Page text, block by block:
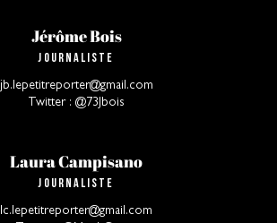
Jérôme Bois
Journaliste
jb.lepetitreporter@gmail.com
Twitter : @73Jbois
Laura Campisano
Journaliste
lc.lepetitreporter@gmail.com